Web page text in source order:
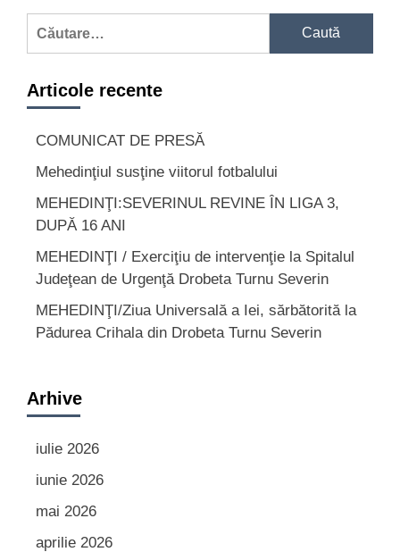
Articole recente
COMUNICAT DE PRESĂ
Mehedinţiul susţine viitorul fotbalului
MEHEDINŢI:SEVERINUL REVINE ÎN LIGA 3,
DUPĂ 16 ANI
MEHEDINŢI / Exerciţiu de intervenţie la Spitalul
Judeţean de Urgenţă Drobeta Turnu Severin
MEHEDINŢI/Ziua Universală a Iei, sărbătorită la
Pădurea Crihala din Drobeta Turnu Severin
Arhive
iulie 2026
iunie 2026
mai 2026
aprilie 2026